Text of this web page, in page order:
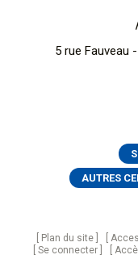
5 rue Fauveau
AUTRES
Plan du site
Se connecter